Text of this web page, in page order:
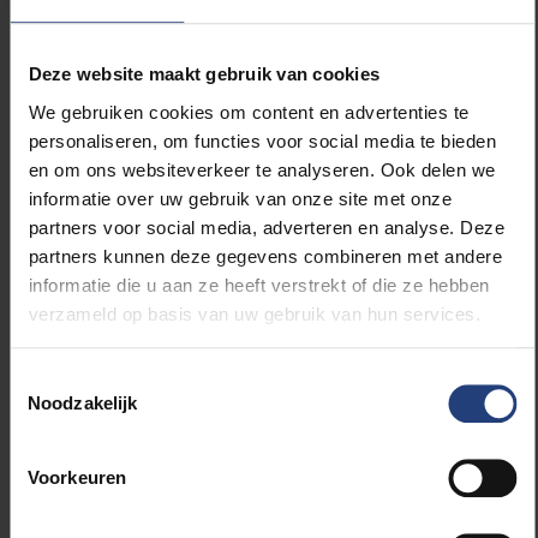
Deze website maakt gebruik van cookies
We gebruiken cookies om content en advertenties te
personaliseren, om functies voor social media te bieden
en om ons websiteverkeer te analyseren. Ook delen we
informatie over uw gebruik van onze site met onze
partners voor social media, adverteren en analyse. Deze
partners kunnen deze gegevens combineren met andere
informatie die u aan ze heeft verstrekt of die ze hebben
verzameld op basis van uw gebruik van hun services.
Noodzakelijk
Voorkeuren
onderzoek.
Het IVTD
De hoofdactiviteit van de onderzoeksgroep In Vitro
Toxicology and Dermato-cosmetology (IVTD)van de
VUB, bestaat uit het ontwikkelen van betrouwbare en
accurate in vitro modellen op leverbasis, waarmee
een onderscheid gemaakt kan worden tussen veilige
en toxische kandidaat-geneesmiddelen. Daarnaast
dermatologie van het UZ Brussel. Het IVTD is ook
Faculteit Geneeskunde en Farmacie van de VUB. Het